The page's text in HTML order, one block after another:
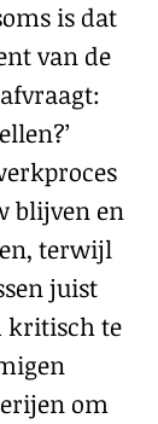
is dat
van de
blijven en
terwijl
juist
kritisch te
om